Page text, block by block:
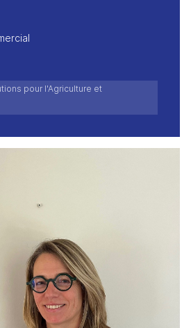
pour l'Agriculture et